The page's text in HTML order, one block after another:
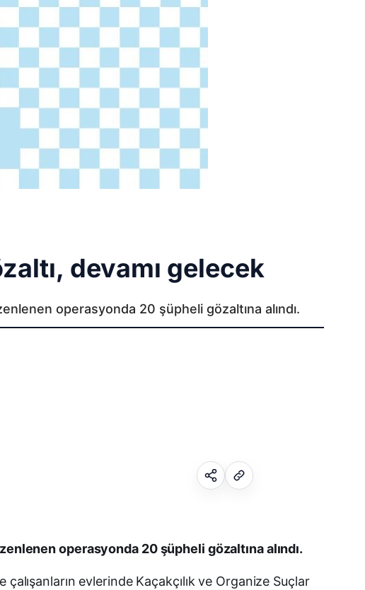
devamı gelecek
operasyonda 20 şüpheli gözaltına alındı.
Facebook
X (Twitter)
operasyonda 20 şüpheli gözaltına alındı.
evlerinde Kaçakçılık ve Organize Suçlar